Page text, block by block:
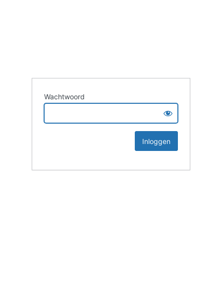
Wachtwoord